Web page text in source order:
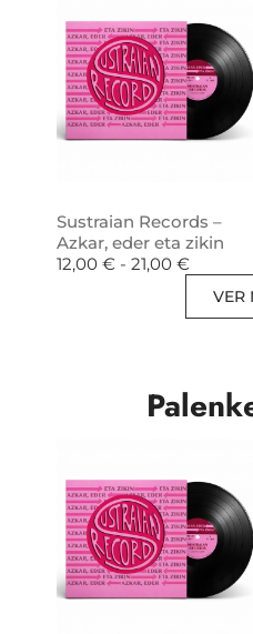
Sustraian Records –
Azkar, eder eta zikin
12,00 € - 21,00 €
VER